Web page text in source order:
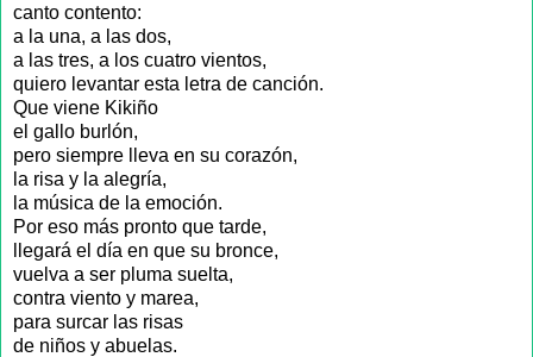
canto contento:
a la una, a las dos,
a las tres, a los cuatro vientos,
quiero levantar esta letra de canción.
Que viene Kikiño
el gallo burlón,
pero siempre lleva en su corazón,
la risa y la alegría,
la música de la emoción.
Por eso más pronto que tarde,
llegará el día en que su bronce,
vuelva a ser pluma suelta,
contra viento y marea,
para surcar las risas
de niños y abuelas.